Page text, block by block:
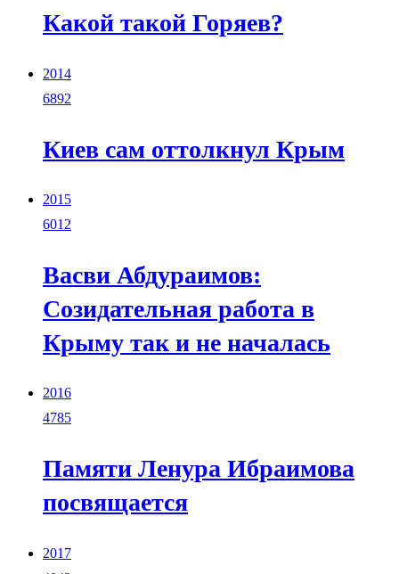
Какой такой Горяев?
2014
6892
Киев сам оттолкнул Крым
2015
6012
Васви Абдураимов:
Созидательная работа в
Крыму так и не началась
2016
4785
Памяти Ленура Ибраимова
посвящается
2017